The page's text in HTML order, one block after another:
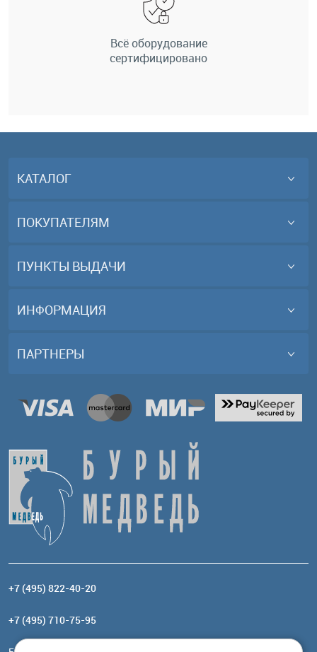
Всё оборудование
сертифицировано
КАТАЛОГ
ПОКУПАТЕЛЯМ
ПУНКТЫ ВЫДАЧИ
ИНФОРМАЦИЯ
ПАРТНЕРЫ
+7 (495) 822-40-20
+7 (495) 710-75-95